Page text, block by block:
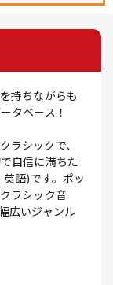
持ちながらも
タベース！
ラシックで、
自信に満ちた
語)です。ポッ
ラシック音
広いジャンル